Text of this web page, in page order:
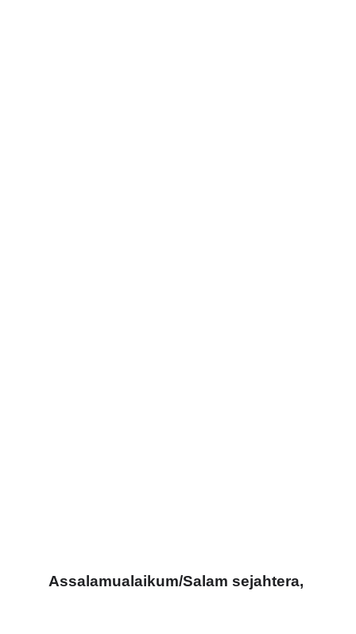
Assalamualaikum/Salam sejahtera,